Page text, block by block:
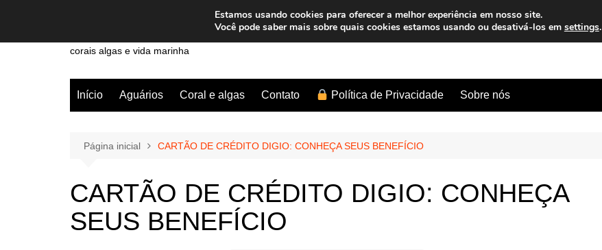
o
corais algas e vida marinha
Início Aguários Coral e algas Contato Política de Privacidade Sobre nós
Página inicial CARTÃO DE CRÉDITO DIGIO: CONHEÇA SEUS BENEFÍCIO
CARTÃO DE CRÉDITO DIGIO: CONHEÇA
SEUS BENEFÍCIO
Estamos usando cookies para oferecer a melhor experiência em nosso site.
Você pode saber mais sobre quais cookies estamos usando ou desativá-los em settings.